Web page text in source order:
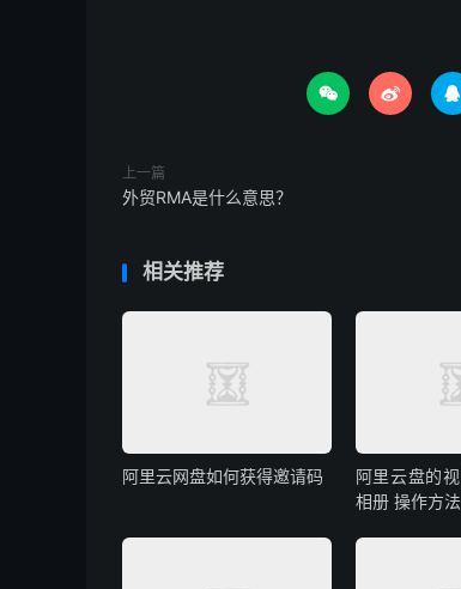
  
上一篇
外贸RMA是什么意思？
相关推荐
阿里云网盘如何获得邀请码
阿里云盘的
相册 操作方